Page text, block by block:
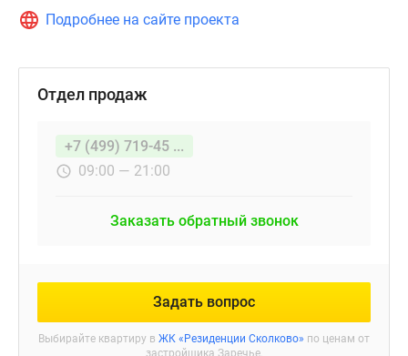
Подробнее на сайте проекта
Отдел продаж
+7 (499) 719-45 ...
09:00 — 21:00
Заказать обратный звонок
Задать вопрос
Выбирайте квартиру в ЖК «Резиденции Сколково» по ценам от
застройщика Заречье.